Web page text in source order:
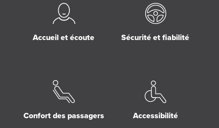
Accueil et écoute Sécurité et fiabilité
Confort des passagers Accessibilité